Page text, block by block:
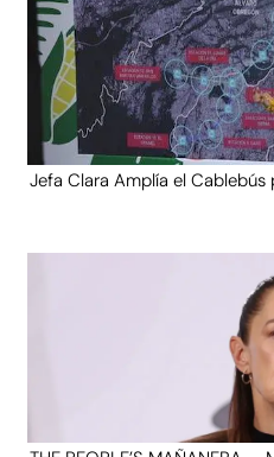
Jefa Clara Amplía el